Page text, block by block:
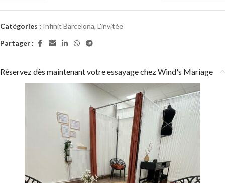
Catégories : Infinit Barcelona, L'invitée
Partager :
Réservez dès maintenant votre essayage chez Wind's Mariage